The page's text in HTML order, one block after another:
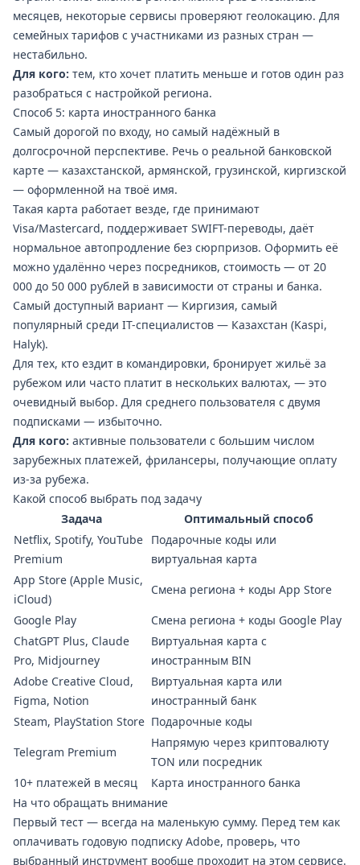
месяцев, некоторые сервисы проверяют геолокацию. Для
семейных тарифов с участниками из разных стран —
нестабильно.
Для кого: тем, кто хочет платить меньше и готов один раз
разобраться с настройкой региона.
Способ 5: карта иностранного банка
Самый дорогой по входу, но самый надёжный в
долгосрочной перспективе. Речь о реальной банковской
карте — казахстанской, армянской, грузинской, киргизской
— оформленной на твоё имя.
Такая карта работает везде, где принимают
Visa/Mastercard, поддерживает SWIFT-переводы, даёт
нормальное автопродление без сюрпризов. Оформить её
можно удалённо через посредников, стоимость — от 20
000 до 50 000 рублей в зависимости от страны и банка.
Самый доступный вариант — Киргизия, самый
популярный среди IT-специалистов — Казахстан (Kaspi,
Halyk).
Для тех, кто ездит в командировки, бронирует жильё за
рубежом или часто платит в нескольких валютах, — это
очевидный выбор. Для среднего пользователя с двумя
подписками — избыточно.
Для кого: активные пользователи с большим числом
зарубежных платежей, фрилансеры, получающие оплату
из-за рубежа.
Какой способ выбрать под задачу
Задача
Оптимальный способ
Netflix, Spotify, YouTube
Premium
Подарочные коды или
виртуальная карта
App Store (Apple Music,
iCloud)
Смена региона + коды App Store
Google Play
Смена региона + коды Google Play
ChatGPT Plus, Claude
Pro, Midjourney
Виртуальная карта с
иностранным BIN
Adobe Creative Cloud,
Figma, Notion
Виртуальная карта или
иностранный банк
Steam, PlayStation Store Подарочные коды
Telegram Premium
Напрямую через криптовалюту
TON или посредник
10+ платежей в месяц
Карта иностранного банка
На что обращать внимание
Первый тест — всегда на маленькую сумму. Перед тем как
оплачивать годовую подписку Adobe, проверь, что
выбранный инструмент вообще проходит на этом сервисе.